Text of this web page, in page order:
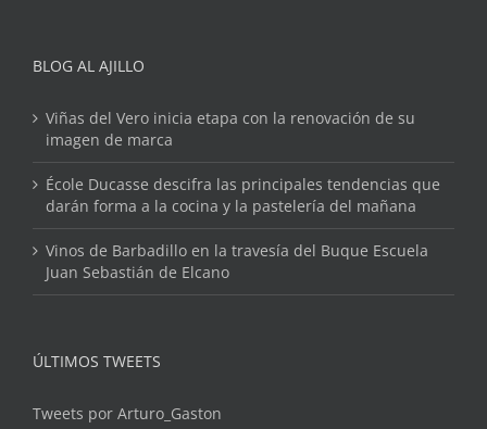
BLOG AL AJILLO
Viñas del Vero inicia etapa con la renovación de su
imagen de marca
École Ducasse descifra las principales tendencias que
darán forma a la cocina y la pastelería del mañana
Vinos de Barbadillo en la travesía del Buque Escuela
Juan Sebastián de Elcano
ÚLTIMOS TWEETS
Tweets por Arturo_Gaston